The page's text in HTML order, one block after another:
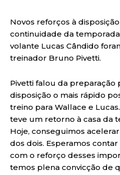
Novos reforços à
continuidade da
volante Lucas Cândido
treinador Bruno Pivetti.
Pivetti falou da preparação
disposição o mais rápido
treino para Wallace e
teve um retorno à casa da
Hoje, conseguimos
dos dois. Esperamos
com o reforço desses
temos plena convicção de